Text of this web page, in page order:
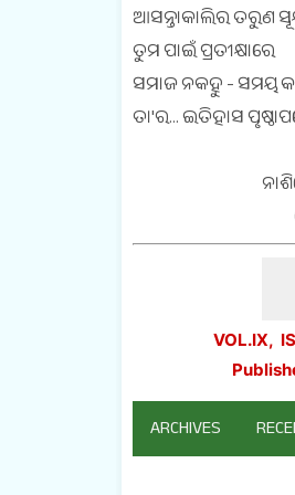
ଆସନ୍ତାକାଲିର ତରୁଣ
ତୁମ ପାଇଁ ପ୍ରତୀକ୍ଷାରେ
ସମାଜ ନକହୁ - ସମୟ
ତା'ର… ଇତିହାସ
VOL.IX,
ARCHIVES